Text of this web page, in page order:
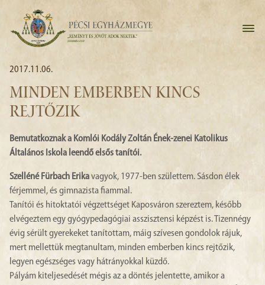
2017.11.06.
MINDEN EMBERBEN KINCS
REJTŐZIK
Bemutatkoznak a Komlói Kodály Zoltán Ének-zenei Katolikus
Általános Iskola leendő elsős tanítói.
Szelléné Fürbach Erikavagyok, 1977-ben születtem. Sásdon élek
férjemmel, és gimnazista fiammal.
Tanítói és hitoktatói végzettséget Kaposváron szereztem, később
elvégeztem egy gyógypedagógiai asszisztensi képzést is. Tizennégy
évig sérült gyerekeket tanítottam, máig szívesen gondolok rájuk,
mert mellettük megtanultam, minden emberben kincs rejtőzik,
legyen egészséges vagy hátrányokkal küzdő.
Pályám kiteljesedését mégis az a döntés jelentette, amikor a